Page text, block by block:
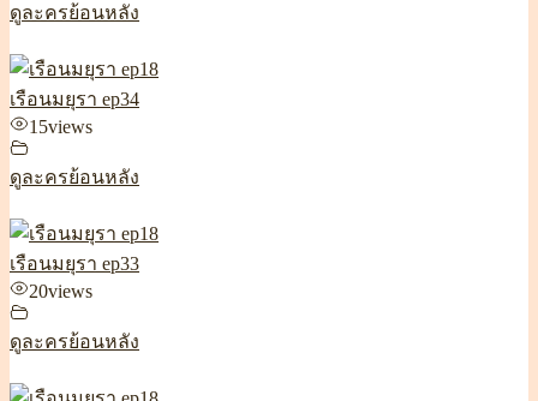
ดูละครย้อนหลัง
เรือนมยุรา ep34
15views
ดูละครย้อนหลัง
เรือนมยุรา ep33
20views
ดูละครย้อนหลัง